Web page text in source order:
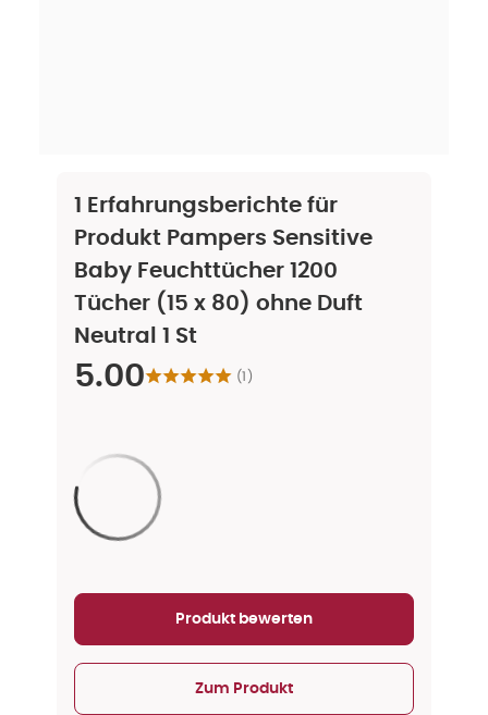
1
Erfahrungsberichte für
Produkt Pampers Sensitive
Baby Feuchttücher 1200
Tücher (15 x 80) ohne Duft
Neutral 1 St
5.00 (1)
Aktualisieren...
Produkt bewerten
Zum Produkt